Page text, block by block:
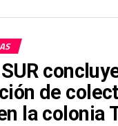
de
la colonia